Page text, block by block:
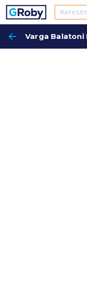
Varga